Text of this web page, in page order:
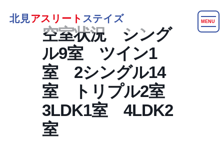
北見アスリート ステイズ MENU
空室状況 シング
ル9室 ツイン1
室 2シングル14
室 トリプル2室
3LDK1室 4LDK2
室